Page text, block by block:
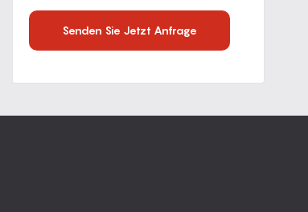
Senden Sie Jetzt Anfrage